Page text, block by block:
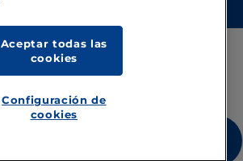
Aceptar todas las
cookies
Configuración de
cookies